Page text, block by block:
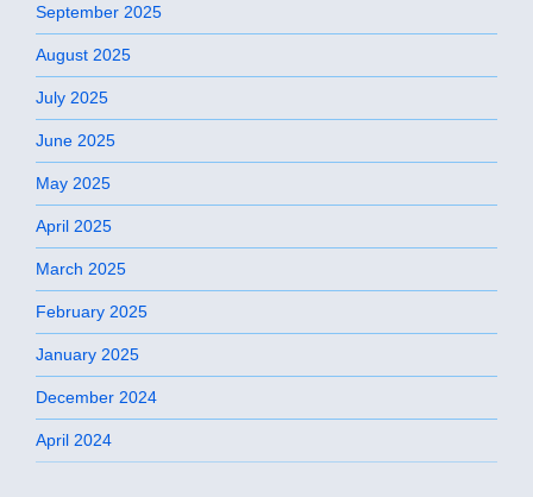
September 2025
August 2025
July 2025
June 2025
May 2025
April 2025
March 2025
February 2025
January 2025
December 2024
April 2024